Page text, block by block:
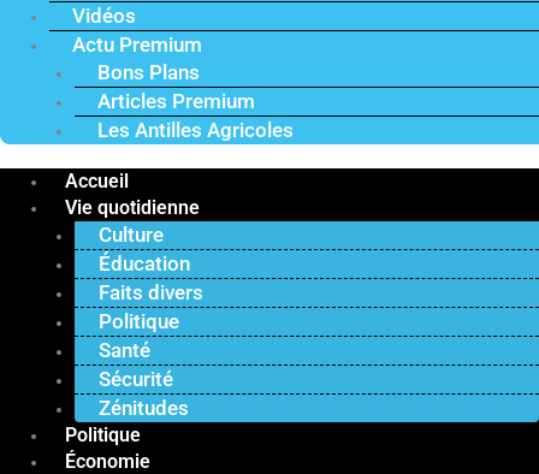
Vidéos
Actu Premium
Bons Plans
Articles Premium
Les Antilles Agricoles
Accueil
Vie quotidienne
Culture
Éducation
Faits divers
Politique
Santé
Sécurité
Zénitudes
Politique
Économie